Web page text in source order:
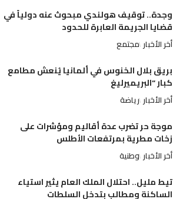
وجدة.. توقيف هولندي مبحوث عنه دولياً في
قضايا الجريمة العابرة للحدود
أخر الأخبار مجتمع
بريق بلال الخنوس في ألمانيا يُنعش مطامع
كبار “البريميرليغ
أخر الأخبار رياضة
موجة حر تضرب عدة أقاليم ومؤشرات على
زخات مطرية بمرتفعات الأطلس
أخر الأخبار وطنية
تيط مليل.. احتلال الملك العام يثير استياء
الساكنة ومطالب بتدخل السلطات